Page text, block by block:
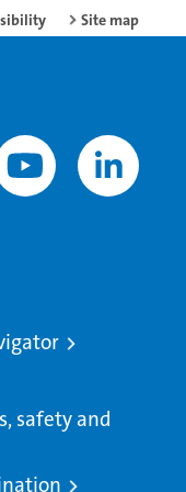
Site map
safety and